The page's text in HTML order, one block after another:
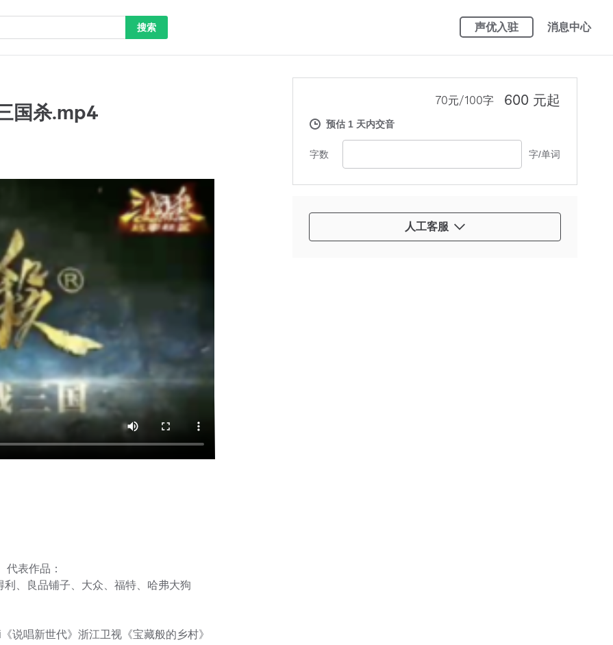
搜索 声优入驻 消息中心
70元/100字 600 元起
预估 1 天内交音
字数 字/单词
人工客服
国杀.mp4
表作品：
、良品铺子、大众、福特、哈弗大狗
说唱新世代》浙江卫视《宝藏般的乡村》